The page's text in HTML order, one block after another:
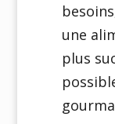
une
plus